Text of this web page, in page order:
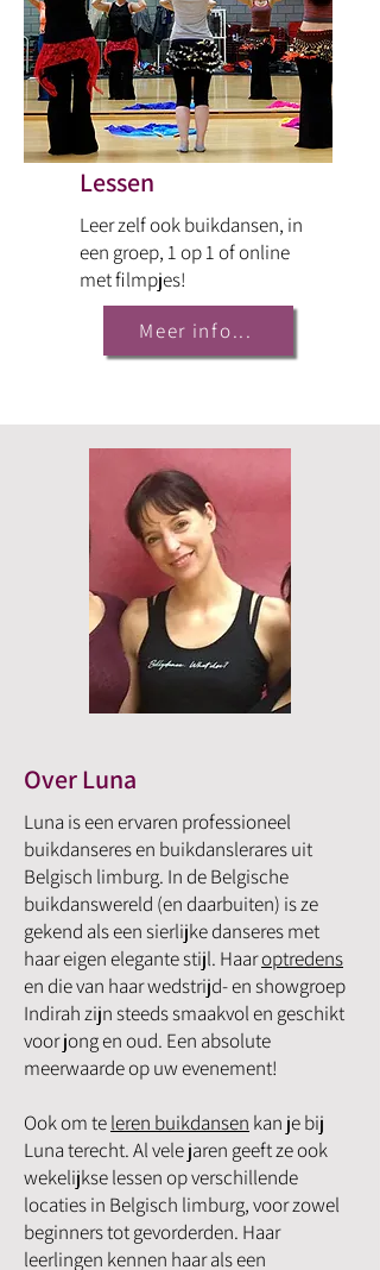
Lessen
Leer zelf ook buikdansen, in
een groep, 1 op 1 of online
met filmpjes!
Meer info...
Over Luna
Luna is een ervaren professioneel
buikdanseres en buikdanslerares uit
Belgisch limburg. In de Belgische
buikdanswereld (en daarbuiten) is ze
gekend als een sierlijke danseres met
haar eigen elegante stijl. Haaroptredens
en die van haar wedstrijd- en showgroep
Indirah zijn steeds smaakvol en geschikt
voor jong en oud. Een absolute
meerwaarde op uw evenement!
Ook om teleren buikdansen kan je bij
Luna terecht. Al vele jaren geeft ze ook
wekelijkse lessen op verschillende
locaties in Belgisch limburg, voor zowel
beginners tot gevorderden. Haar
leerlingen kennen haar als een